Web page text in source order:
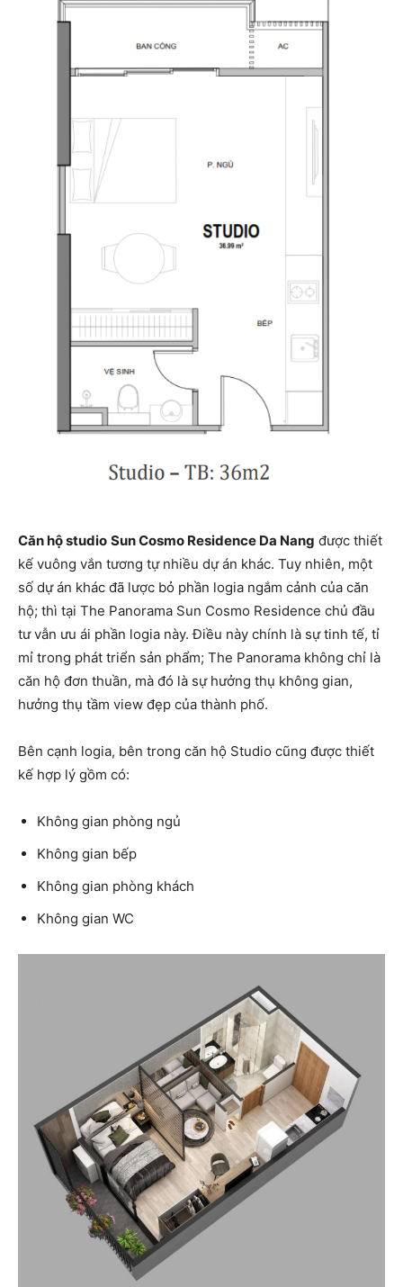
Căn hộ studio Sun Cosmo Residence Da Nang được thiết
kế vuông vắn tương tự nhiều dự án khác. Tuy nhiên, một
số dự án khác đã lược bỏ phần logia ngắm cảnh của căn
hộ; thì tại The Panorama Sun Cosmo Residence chủ đầu
tư vẫn ưu ái phần logia này. Điều này chính là sự tinh tế, tỉ
mỉ trong phát triển sản phẩm; The Panorama không chỉ là
căn hộ đơn thuần, mà đó là sự hưởng thụ không gian,
hưởng thụ tầm view đẹp của thành phố.
Bên cạnh logia, bên trong căn hộ Studio cũng được thiết
kế hợp lý gồm có:
Không gian phòng ngủ
Không gian bếp
Không gian phòng khách
Không gian WC